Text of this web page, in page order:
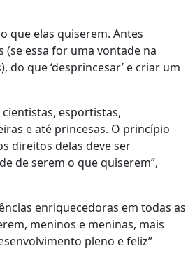
que elas quiserem. Antes
(se essa for uma vontade na
do que ‘desprincesar’ e criar um
esportistas,
e até princesas. O princípio
direitos delas deve ser
de serem o que quiserem”,
enriquecedoras em todas as
meninos e meninas, mais
pleno e feliz”